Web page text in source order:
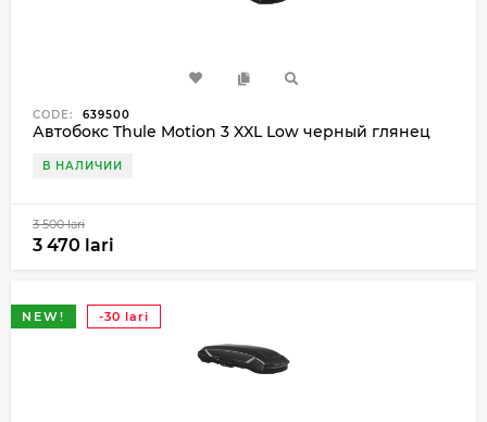
CODE: 639500
Автобокс Thule Motion 3 XXL Low черный глянец
В НАЛИЧИИ
3 500 lari
3 470 lari
NEW! -30 lari